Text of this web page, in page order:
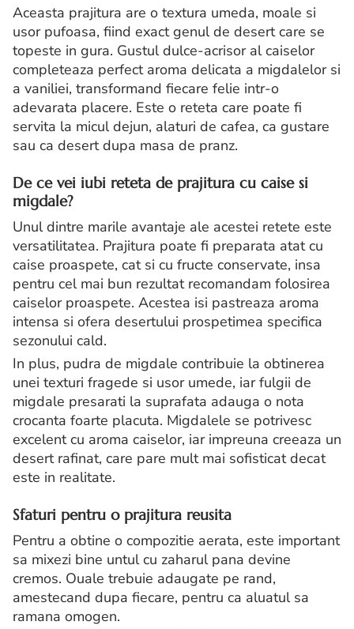
Aceasta prajitura are o textura umeda, moale si
usor pufoasa, fiind exact genul de desert care se
topeste in gura. Gustul dulce-acrisor al caiselor
completeaza perfect aroma delicata a migdalelor si
a vaniliei, transformand fiecare felie intr-o
adevarata placere. Este o reteta care poate fi
servita la micul dejun, alaturi de cafea, ca gustare
sau ca desert dupa masa de pranz.
De ce vei iubi reteta de prajitura cu caise si
migdale?
Unul dintre marile avantaje ale acestei retete este
versatilitatea. Prajitura poate fi preparata atat cu
caise proaspete, cat si cu fructe conservate, insa
pentru cel mai bun rezultat recomandam folosirea
caiselor proaspete. Acestea isi pastreaza aroma
intensa si ofera desertului prospetimea specifica
sezonului cald.
In plus, pudra de migdale contribuie la obtinerea
unei texturi fragede si usor umede, iar fulgii de
migdale presarati la suprafata adauga o nota
crocanta foarte placuta. Migdalele se potrivesc
excelent cu aroma caiselor, iar impreuna creeaza un
desert rafinat, care pare mult mai sofisticat decat
este in realitate.
Sfaturi pentru o prajitura reusita
Pentru a obtine o compozitie aerata, este important
sa mixezi bine untul cu zaharul pana devine
cremos. Ouale trebuie adaugate pe rand,
amestecand dupa fiecare, pentru ca aluatul sa
ramana omogen.